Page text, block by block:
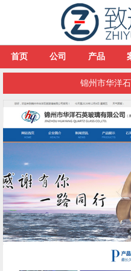
首页 公司 产品
锦州市华洋